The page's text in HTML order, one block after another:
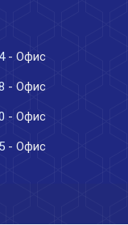
- Офис
- Офис
- Офис
- Офис